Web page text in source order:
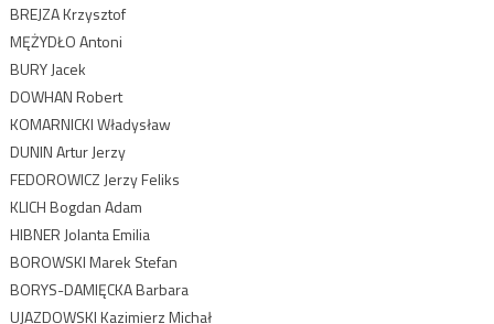
BREJZA Krzysztof
MĘŻYDŁO Antoni
BURY Jacek
DOWHAN Robert
KOMARNICKI Władysław
DUNIN Artur Jerzy
FEDOROWICZ Jerzy Feliks
KLICH Bogdan Adam
HIBNER Jolanta Emilia
BOROWSKI Marek Stefan
BORYS-DAMIĘCKA Barbara
UJAZDOWSKI Kazimierz Michał